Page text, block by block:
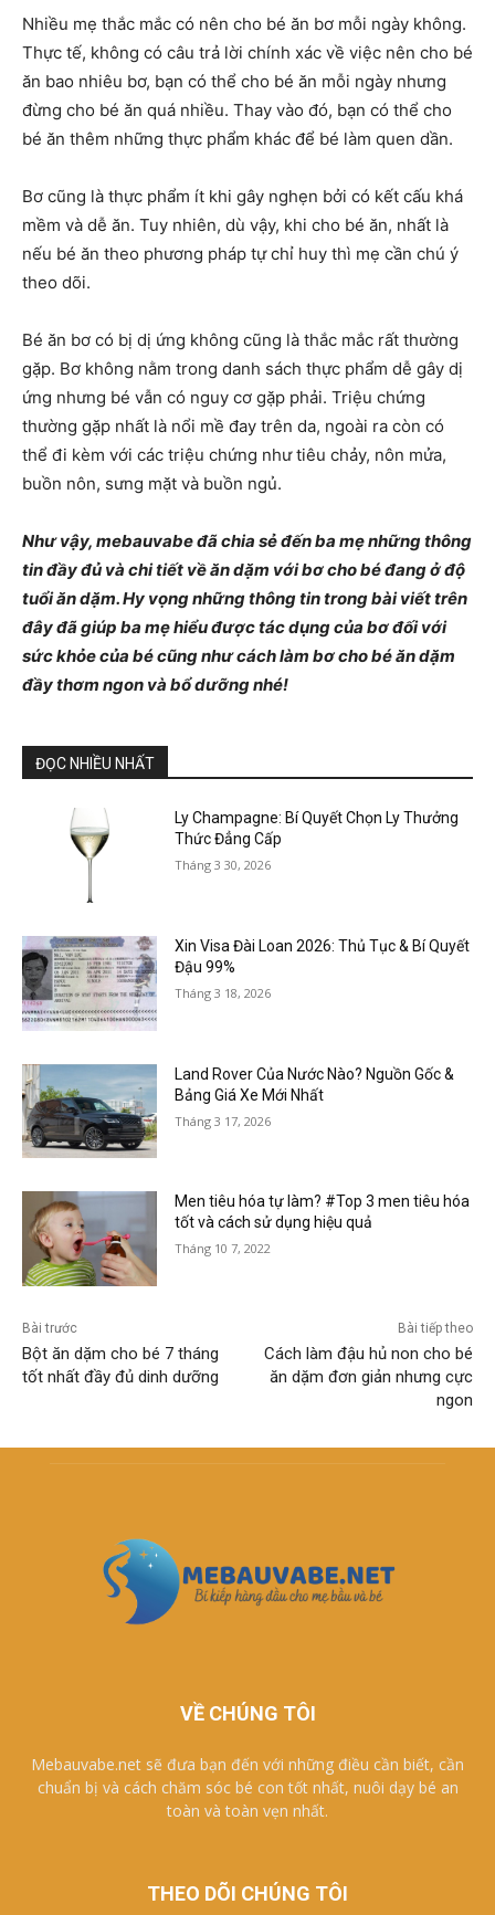
Nhiều mẹ thắc mắc có nên cho bé ăn bơ mỗi ngày không.
Thực tế, không có câu trả lời chính xác về việc nên cho bé
ăn bao nhiêu bơ, bạn có thể cho bé ăn mỗi ngày nhưng
đừng cho bé ăn quá nhiều. Thay vào đó, bạn có thể cho
bé ăn thêm những thực phẩm khác để bé làm quen dần.
Bơ cũng là thực phẩm ít khi gây nghẹn bởi có kết cấu khá
mềm và dễ ăn. Tuy nhiên, dù vậy, khi cho bé ăn, nhất là
nếu bé ăn theo phương pháp tự chỉ huy thì mẹ cần chú ý
theo dõi.
Bé ăn bơ có bị dị ứng không cũng là thắc mắc rất thường
gặp. Bơ không nằm trong danh sách thực phẩm dễ gây dị
ứng nhưng bé vẫn có nguy cơ gặp phải. Triệu chứng
thường gặp nhất là nổi mề đay trên da, ngoài ra còn có
thể đi kèm với các triệu chứng như tiêu chảy, nôn mửa,
buồn nôn, sưng mặt và buồn ngủ.
Như vậy, mebauvabe đã chia sẻ đến ba mẹ những thông
tin đầy đủ và chi tiết về ăn dặm với bơ cho bé đang ở độ
tuổi ăn dặm. Hy vọng những thông tin trong bài viết trên
đây đã giúp ba mẹ hiểu được tác dụng của bơ đối với
sức khỏe của bé cũng như cách làm bơ cho bé ăn dặm
đầy thơm ngon và bổ dưỡng nhé!
ĐỌC NHIỀU NHẤT
Ly Champagne: Bí Quyết Chọn Ly Thưởng
Thức Đẳng Cấp
Tháng 3 30, 2026
Xin Visa Đài Loan 2026: Thủ Tục & Bí Quyết
Đậu 99%
Tháng 3 18, 2026
Land Rover Của Nước Nào? Nguồn Gốc &
Bảng Giá Xe Mới Nhất
Tháng 3 17, 2026
Men tiêu hóa tự làm? #Top 3 men tiêu hóa
tốt và cách sử dụng hiệu quả
Tháng 10 7, 2022
Bài trước
Bột ăn dặm cho bé 7 tháng
tốt nhất đầy đủ dinh dưỡng
Bài tiếp theo
Cách làm đậu hủ non cho bé
ăn dặm đơn giản nhưng cực
ngon
VỀ CHÚNG TÔI
Mebauvabe.net sẽ đưa bạn đến với những điều cần biết, cần
chuẩn bị và cách chăm sóc bé con tốt nhất, nuôi dạy bé an
toàn và toàn vẹn nhất.
THEO DÕI CHÚNG TÔI